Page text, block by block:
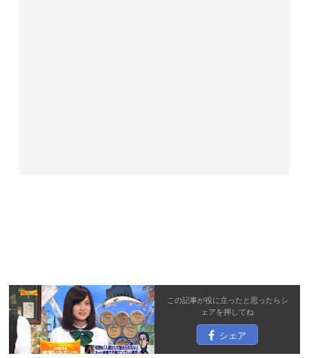
この記事が役に立ったと思ったらシ
ェアを押してね
シェア